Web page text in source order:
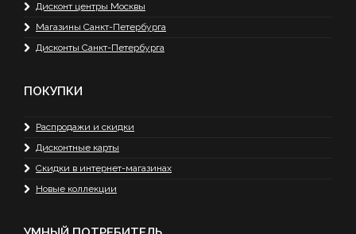
Дисконт центры Москвы
Магазины Санкт-Петербурга
Дисконты Санкт-Петербурга
ПОКУПКИ
Распродажи и скидки
Дисконтные карты
Скидки в интернет-магазинах
Новые коллекции